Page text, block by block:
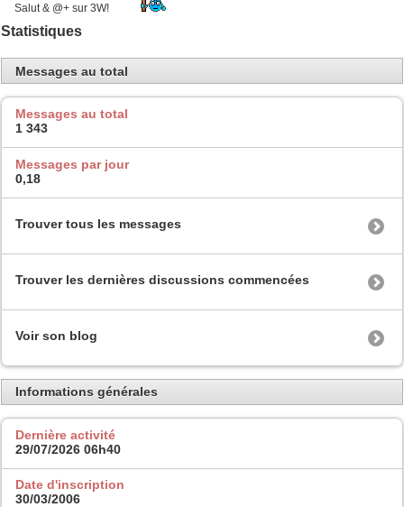
Salut & @+ sur 3W!
Statistiques
Messages au total
Messages au total
1 343
Messages par jour
0,18
Trouver tous les messages
Trouver les dernières discussions commencées
Voir son blog
Informations générales
Dernière activité
29/07/2026 06h40
Date d'inscription
30/03/2006